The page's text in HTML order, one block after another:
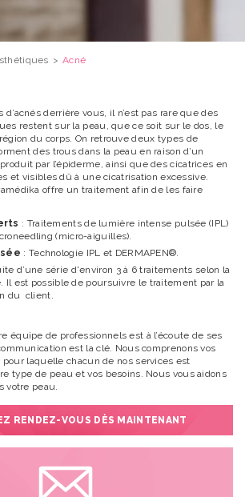
Acné
derrière vous, il n’est pas rare que des
restent sur la peau, que ce soit sur le dos, le
du corps. On retrouve deux types de
des trous dans la peau en raison d’un
par l’épiderme, ainsi que des cicatrices en
et visibles dû à une cicatrisation excessive.
offre un traitement afin de les faire
: Traitements de lumière intense pulsée (IPL)
(micro-aiguilles).
: Technologie IPL et DERMAPEN®.
d’une série d'environ 3 à 6 traitements selon la
Il est possible de poursuivre le traitement par la
du client.
équipe de professionnels est à l’écoute de ses
est la clé. Nous comprenons vos
pour laquelle chacun de nos services est
type de peau et vos besoins. Nous vous aidons
votre peau.
RENDEZ-VOUS DÈS MAINTENANT